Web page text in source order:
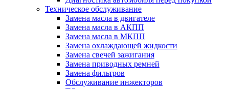
Техническое обслуживание
Замена масла в двигателе
Замена масла в АКПП
Замена масла в МКПП
Замена охлаждающей жидкости
Замена свечей зажигания
Замена приводных ремней
Замена фильтров
Обслуживание инжекторов